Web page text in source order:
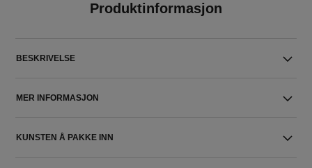
Produktinformasjon
BESKRIVELSE
MER INFORMASJON
KUNSTEN Å PAKKE INN